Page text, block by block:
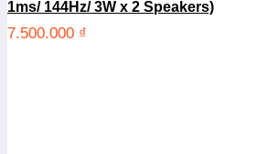
1ms/ 144Hz/ 3W x 2 Speakers)
7.500.000 ₫